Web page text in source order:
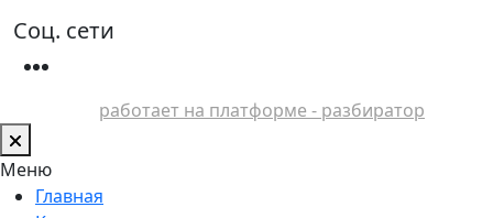
Соц. сети
работает на платформе - разбиратор
Меню
Главная